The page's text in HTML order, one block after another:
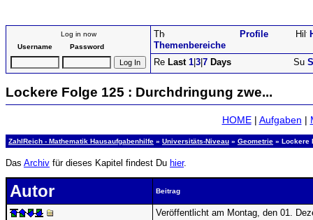
Log in now
Username
Password Themenbereiche
Profile
Last 1 3 7 Days
Lockere Folge 125 : Durchdringung zwe...
HOME| Aufgaben |
ZahlReich - Mathematik Hausaufgabenhilfe » Universitäts-Niveau » Geometrie » Lockere
Das Archiv für dieses Kapitel findest Du hier.
Autor Beitrag
Veröffentlicht am Montag, den 01.